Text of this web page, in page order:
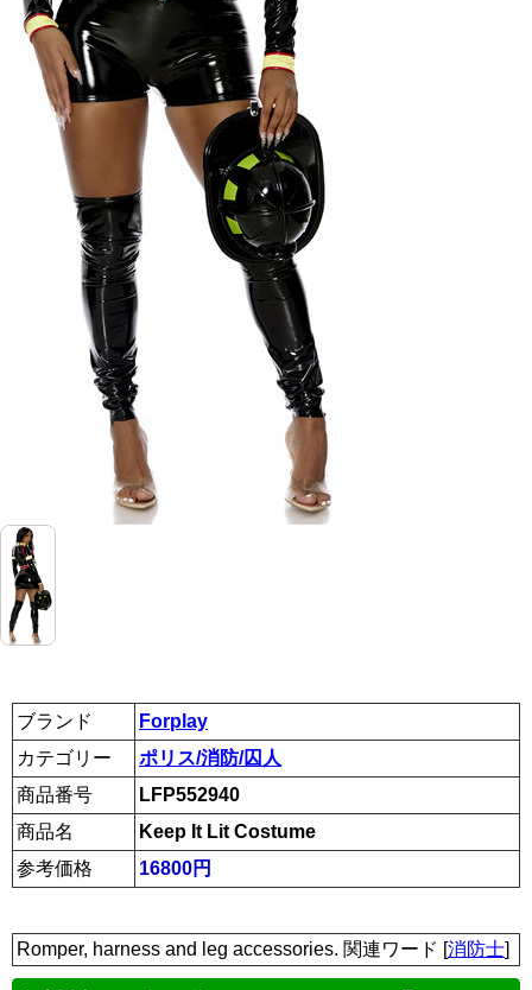
ブランド
Forplay
カテゴリー
ポリス/消防/囚人
商品番号
LFP552940
商品名
Keep It Lit Costume
参考価格
16800円
Romper, harness and leg accessories. 関連ワード [消防士]